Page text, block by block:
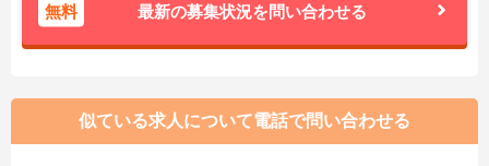
無料 最新の募集状況を問い合わせる
似ている求人について電話で問い合わせる